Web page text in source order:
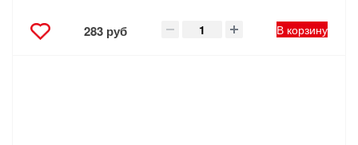
283 руб В корзину